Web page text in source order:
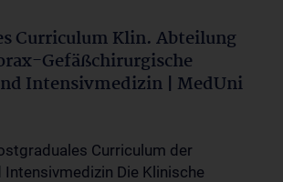
Curriculum Klin. Abteilung
Gefäßchirurgische
Intensivmedizin | MedUni
Curriculum der
Intensivmedizin Die Klinische